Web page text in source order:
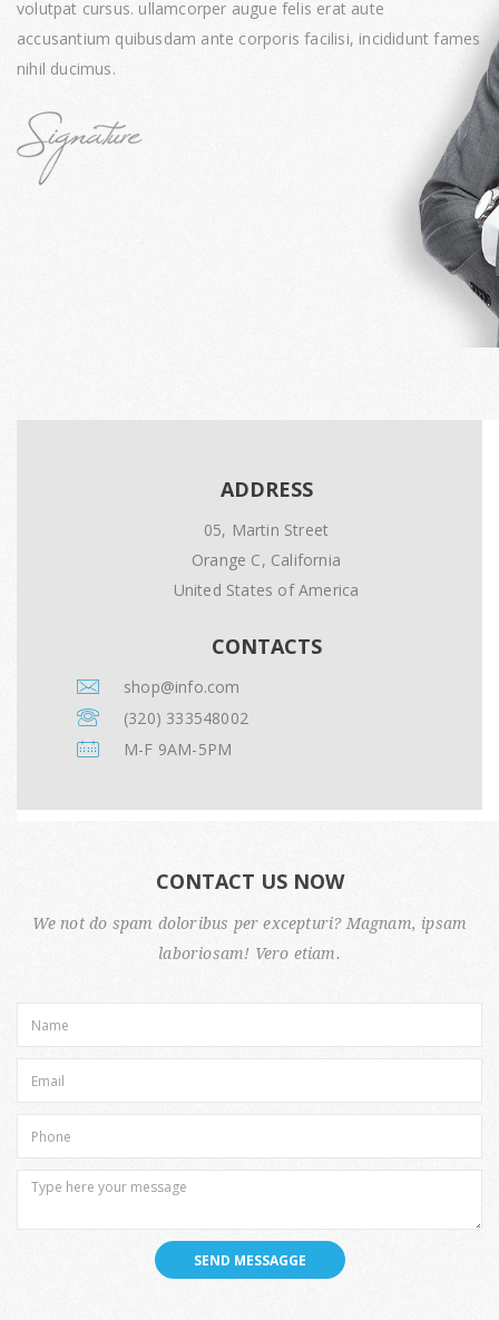
volutpat cursus. ullamcorper augue felis erat aute
accusantium quibusdam ante corporis facilisi, incididunt fames
nihil ducimus.
ADDRESS
05, Martin Street
Orange C, California
United States of America
CONTACTS
shop@info.com
(320) 333548002
M-F 9AM-5PM
CONTACT US NOW
We not do spam doloribus per excepturi? Magnam, ipsam
laboriosam! Vero etiam.
SEND MESSAGGE